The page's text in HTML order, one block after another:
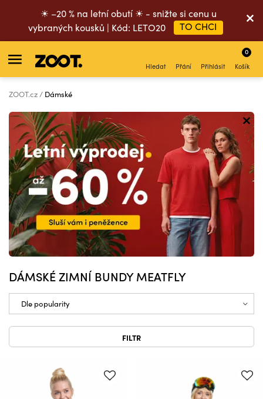
☀ –20 % na letní obutí ☀ - snižte si cenu u
vybraných kousků | Kód: LETO20
TO CHCI
Hledat Přání Přihlásit Košík
0
ZOOT.cz Dámské
DÁMSKÉ ZIMNÍ BUNDY MEATFLY
FILTR